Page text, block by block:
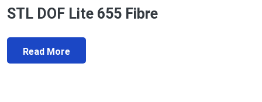
STL DOF Lite 655 Fibre
Read More